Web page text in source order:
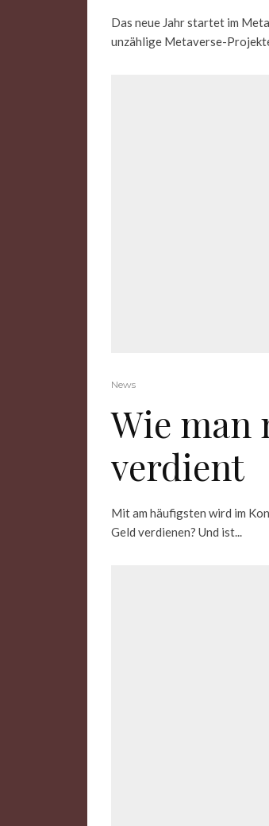
Das neue Jahr startet im
unzählige Metaverse-
News
Wie man
verdient
Mit am häufigsten wird im
Geld verdienen? Und ist...